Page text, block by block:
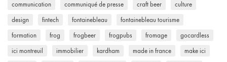
communication communiqué de presse craft beer culture
design fintech fontainebleau fontainebleau tourisme
formation frog frogbeer frogpubs fromage gocardless
ici montreuil immobilier kardham made in france make ici